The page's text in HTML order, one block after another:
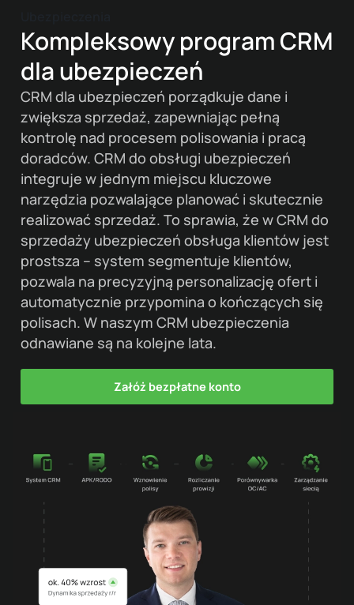
Kompleksowy program CRM
dla ubezpieczeń
CRM dla ubezpieczeń porządkuje dane i
zwiększa sprzedaż, zapewniając pełną
kontrolę nad procesem polisowania i pracą
doradców. CRM do obsługi ubezpieczeń
integruje w jednym miejscu kluczowe
narzędzia pozwalające planować i skutecznie
realizować sprzedaż. To sprawia, że w CRM do
sprzedaży ubezpieczeń obsługa klientów jest
prostsza – system segmentuje klientów,
pozwala na precyzyjną personalizację ofert i
automatycznie przypomina o kończących się
polisach. W naszym CRM ubezpieczenia
odnawiane są na kolejne lata.
Załóż bezpłatne konto